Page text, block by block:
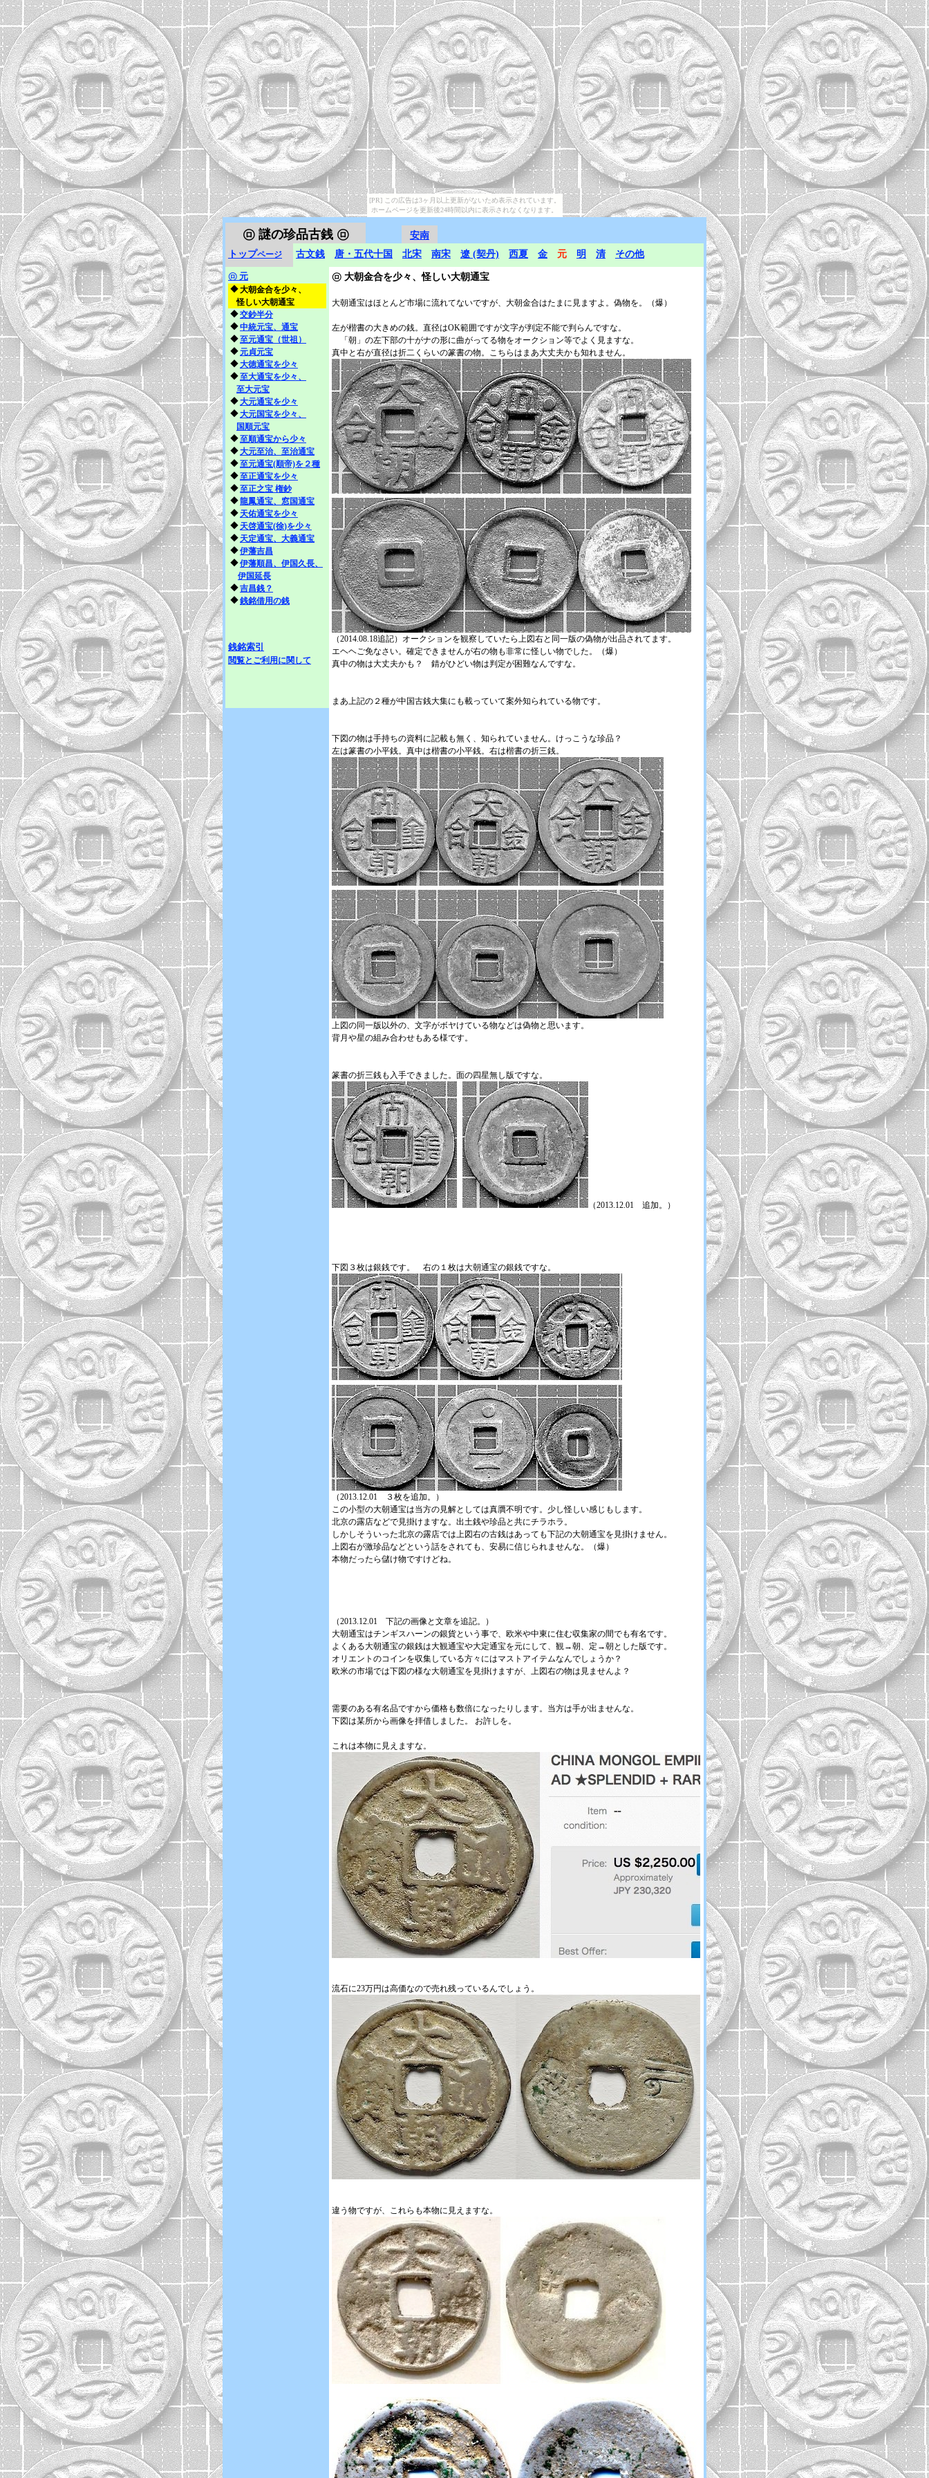
[PR] この広告は3ヶ月以上更新がないため表示されています。
ホームページを更新後24時間以内に表示されなくなります。
安南
トップページ
㋺謎の珍品古銭 ㋺
古文銭 唐・五代十国 北宋 南宋 遼 (契丹) 西夏 金 元 明 清 その他
㋺ 大朝金合を少々、怪しい大朝通宝
大朝通宝はほとんど市場に流れてないですが、大朝金合はたまに見ますよ。偽物を。（爆）
左が楷書の大きめの銭。直径はOK範囲ですが文字が判定不能で判らんですな。
「朝」の左下部の十がナの形に曲がってる物をオークション等でよく見ますな。
真中と右が直径は折二くらいの篆書の物。こちらはまあ大丈夫かも知れません。
（2014.08.18追記）オークションを観察していたら上図右と同一版の偽物が出品されてます。
エヘヘご免なさい。確定できませんが右の物も非常に怪しい物でした。（爆）
真中の物は大丈夫かも？ 錆がひどい物は判定が困難なんですな。
まあ上記の２種が中国古銭大集にも載っていて案外知られている物です。
下図の物は手持ちの資料に記載も無く、知られていません。けっこうな珍品？
左は篆書の小平銭。真中は楷書の小平銭。右は楷書の折三銭。
上図の同一版以外の、文字がボヤけている物などは偽物と思います。
背月や星の組み合わせもある様です。
篆書の折三銭も入手できました。面の四星無し版ですな。
（2013.12.01 追加。）
下図３枚は銀銭です。 右の１枚は大朝通宝の銀銭ですな。
（2013.12.01 ３枚を追加。）
この小型の大朝通宝は当方の見解としては真贋不明です。少し怪しい感じもします。
北京の露店などで見掛けますな。出土銭や珍品と共にチラホラ。
しかしそういった北京の露店では上図右の古銭はあっても下記の大朝通宝を見掛けません。
上図右が激珍品などという話をされても、安易に信じられませんな。（爆）
本物だったら儲け物ですけどね。
（2013.12.01 下記の画像と文章を追記。）
大朝通宝はチンギスハーンの銀貨という事で、欧米や中東に住む収集家の間でも有名です。
よくある大朝通宝の銀銭は大観通宝や大定通宝を元にして、観→朝、定→朝とした版です。
オリエントのコインを収集している方々にはマストアイテムなんでしょうか？
欧米の市場では下図の様な大朝通宝を見掛けますが、上図右の物は見ませんよ？
需要のある有名品ですから価格も数倍になったりします。当方は手が出ませんな。
下図は某所から画像を拝借しました。 お許しを。
これは本物に見えますな。
流石に23万円は高価なので売れ残っているんでしょう。
違う物ですが、これらも本物に見えますな。
㋺ 元
◆大朝金合を少々、
怪しい大朝通宝
◆交鈔半分
◆中統元宝、通宝
◆至元通宝（世祖）
◆元貞元宝
◆大徳通宝を少々
◆至大通宝を少々、
至大元宝
◆大元通宝を少々
◆大元国宝を少々、
国順元宝
◆至順通宝から少々
◆大元至治、至治通宝
◆至元通宝(順帝)を２種
◆至正通宝を少々
◆至正之宝 権鈔
◆龍鳳通宝、窓国通宝
◆ 天佑通宝を少々
◆ 天啓通宝(徐)を少々
◆ 天定通宝、大義通宝
◆伊藩吉昌
◆伊藩順昌、伊国久長、
伊国延長
◆吉昌銭？
◆銭銘借用の銭
銭銘索引
閲覧とご利用に関して